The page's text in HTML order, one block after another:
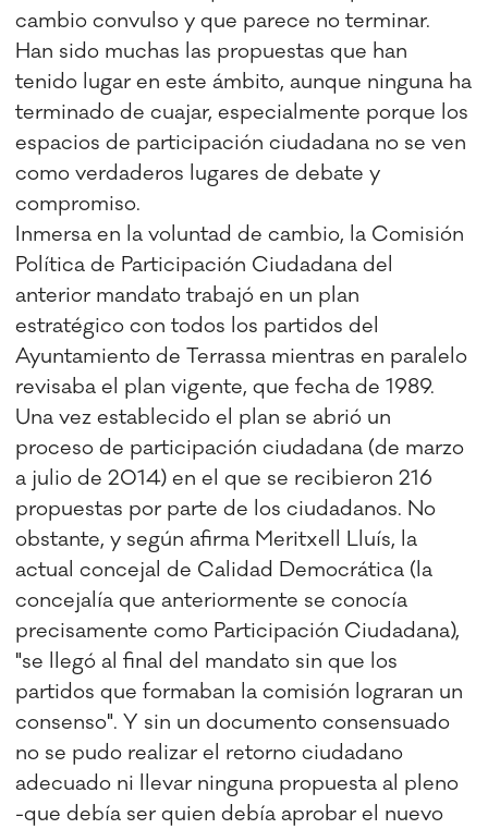
cambio convulso y que parece no terminar.
Han sido muchas las propuestas que han
tenido lugar en este ámbito, aunque ninguna ha
terminado de cuajar, especialmente porque los
espacios de participación ciudadana no se ven
como verdaderos lugares de debate y
compromiso.
Inmersa en la voluntad de cambio, la Comisión
Política de Participación Ciudadana del
anterior mandato trabajó en un plan
estratégico con todos los partidos del
Ayuntamiento de Terrassa mientras en paralelo
revisaba el plan vigente, que fecha de 1989.
Una vez establecido el plan se abrió un
proceso de participación ciudadana (de marzo
a julio de 2014) en el que se recibieron 216
propuestas por parte de los ciudadanos. No
obstante, y según afirma Meritxell Lluís, la
actual concejal de Calidad Democrática (la
concejalía que anteriormente se conocía
precisamente como Participación Ciudadana),
"se llegó al final del mandato sin que los
partidos que formaban la comisión lograran un
consenso". Y sin un documento consensuado
no se pudo realizar el retorno ciudadano
adecuado ni llevar ninguna propuesta al pleno
-que debía ser quien debía aprobar el nuevo